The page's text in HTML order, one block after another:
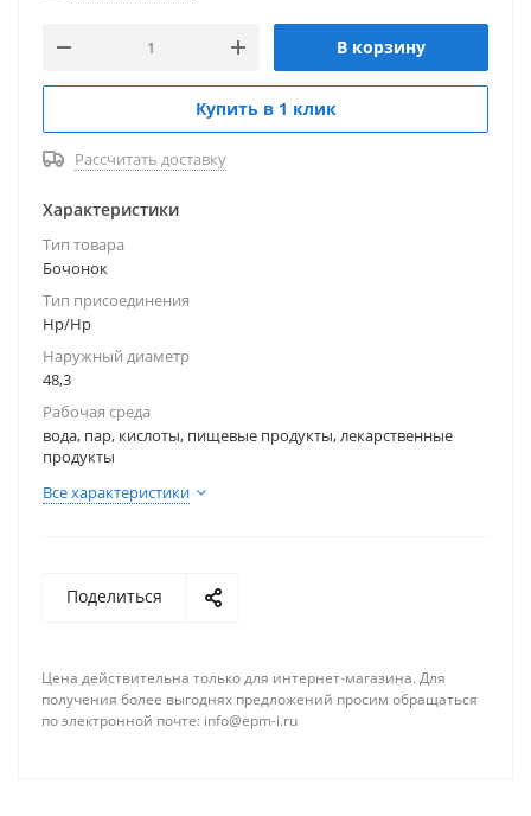
В корзину
Купить в 1 клик
Рассчитать доставку
Характеристики
Тип товара
Бочонок
Тип присоединения
Нр/Нр
Наружный диаметр
48,3
Рабочая среда
вода, пар, кислоты, пищевые продукты, лекарственные
продукты
Все характеристики
Поделиться
Цена действительна только для интернет-магазина. Для
получения более выгоднях предложений просим обращаться
по электронной почте: info@epm-i.ru